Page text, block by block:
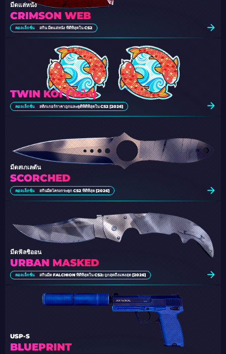
CRIMSON WEB
มีดแล่หนัง
คอลเล็กชั่น สกิน มีดแล่หนัง ที่ดีที่สุดใน CS2
TWIN KOI (โฮโล)
คอลเล็กชั่น สติกเกอร์ราคาถูกและดูดีที่ดีที่สุดใน CS2 [2026]
SCORCHED
มีดสเกเลตัน
คอลเล็กชั่น สกินมีดโครงกระดูก CS2 ที่ดีที่สุด [2026]
URBAN MASKED
มีดฟัลชิออน
คอลเล็กชั่น สกินมีด FALCHION ที่ดีที่สุดใน CS2: ถูกสุดถึงแพงสุด [2026]
BLUEPRINT
USP-S